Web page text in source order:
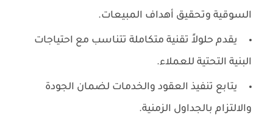
السوقية وتحقيق أهداف المبيعات.
يقدم حلولاً تقنية متكاملة تتناسب مع احتياجات
البنية التحتية للعملاء.
يتابع تنفيذ العقود والخدمات لضمان الجودة
والالتزام بالجداول الزمنية.